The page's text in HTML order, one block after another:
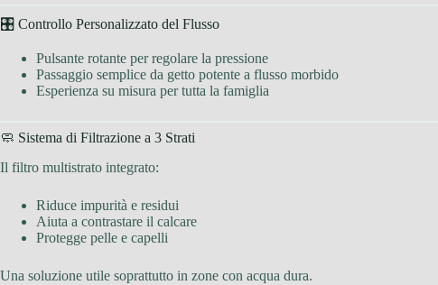
🎛 Controllo Personalizzato del Flusso
Pulsante rotante per regolare la pressione
Passaggio semplice da getto potente a flusso morbido
Esperienza su misura per tutta la famiglia
🧼 Sistema di Filtrazione a 3 Strati
Il filtro multistrato integrato:
Riduce impurità e residui
Aiuta a contrastare il calcare
Protegge pelle e capelli
Una soluzione utile soprattutto in zone con acqua dura.